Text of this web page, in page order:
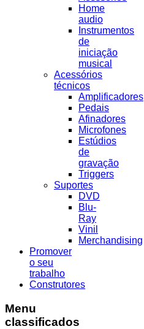
Home
audio
Instrumentos
de
iniciação
musical
Acessórios
técnicos
Amplificadores
Pedais
Afinadores
Microfones
Estúdios
de
gravação
Triggers
Suportes
DVD
Blu-
Ray
Vinil
Merchandising
Promover
o seu
trabalho
Construtores
Menu
classificados